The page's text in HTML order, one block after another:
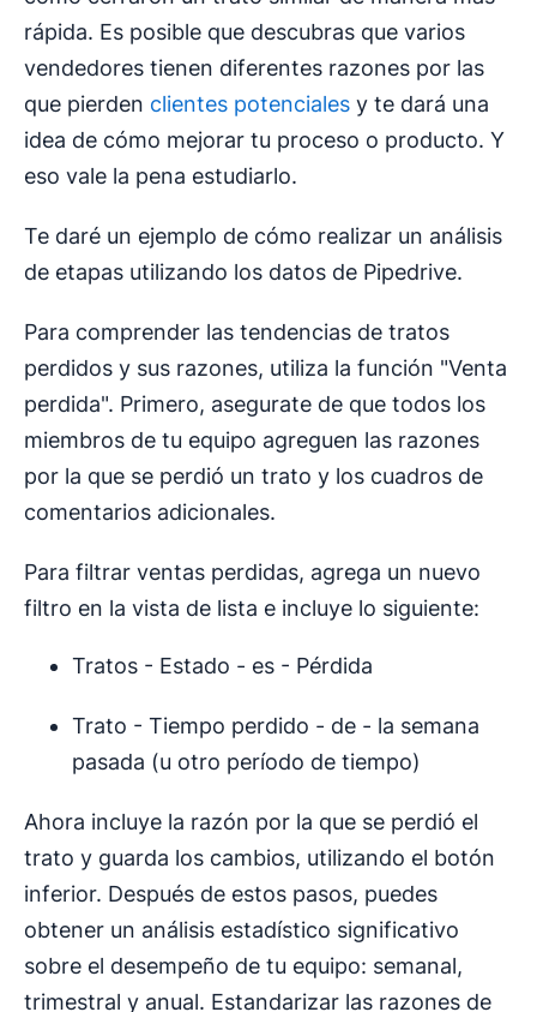
rápida. Es posible que descubras que varios
vendedores tienen diferentes razones por las
que pierden clientes potenciales y te dará una
idea de cómo mejorar tu proceso o producto. Y
eso vale la pena estudiarlo.
Te daré un ejemplo de cómo realizar un análisis
de etapas utilizando los datos de Pipedrive.
Para comprender las tendencias de tratos
perdidos y sus razones, utiliza la función "Venta
perdida". Primero, asegurate de que todos los
miembros de tu equipo agreguen las razones
por la que se perdió un trato y los cuadros de
comentarios adicionales.
Para filtrar ventas perdidas, agrega un nuevo
filtro en la vista de lista e incluye lo siguiente:
Tratos - Estado - es - Pérdida
Trato - Tiempo perdido - de - la semana
pasada (u otro período de tiempo)
Ahora incluye la razón por la que se perdió el
trato y guarda los cambios, utilizando el botón
inferior. Después de estos pasos, puedes
obtener un análisis estadístico significativo
sobre el desempeño de tu equipo: semanal,
trimestral y anual. Estandarizar las razones de